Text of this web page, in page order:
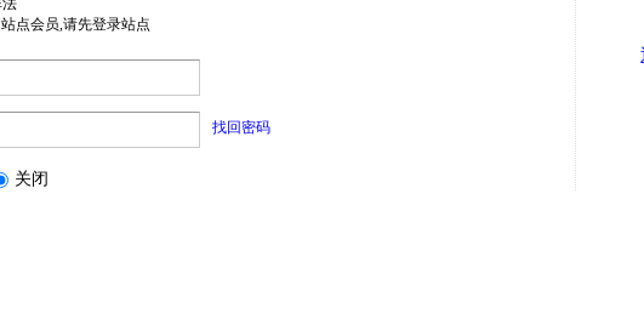
点会员,请先登录站点
找回密码
关闭